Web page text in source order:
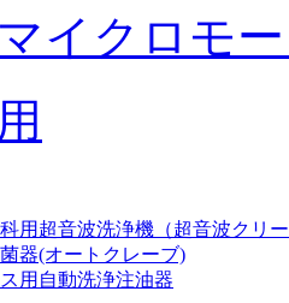
イクロモ
用超音波洗浄機（超音波クリ
器(オートクレーブ)
用自動洗浄注油器